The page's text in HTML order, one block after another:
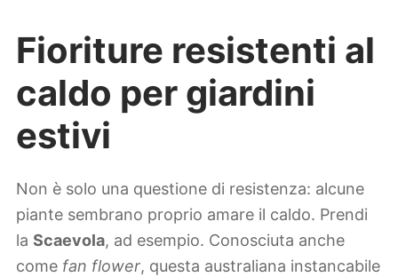
Fioriture resistenti al
caldo per giardini
estivi
Non è solo una questione di resistenza: alcune
piante sembrano proprio amare il caldo. Prendi
la Scaevola, ad esempio. Conosciuta anche
come fan flower, questa australiana instancabile